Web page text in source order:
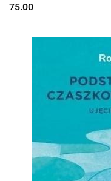
75.00